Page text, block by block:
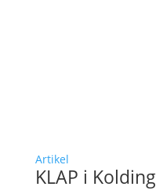
Artikel
KLAP i Kolding